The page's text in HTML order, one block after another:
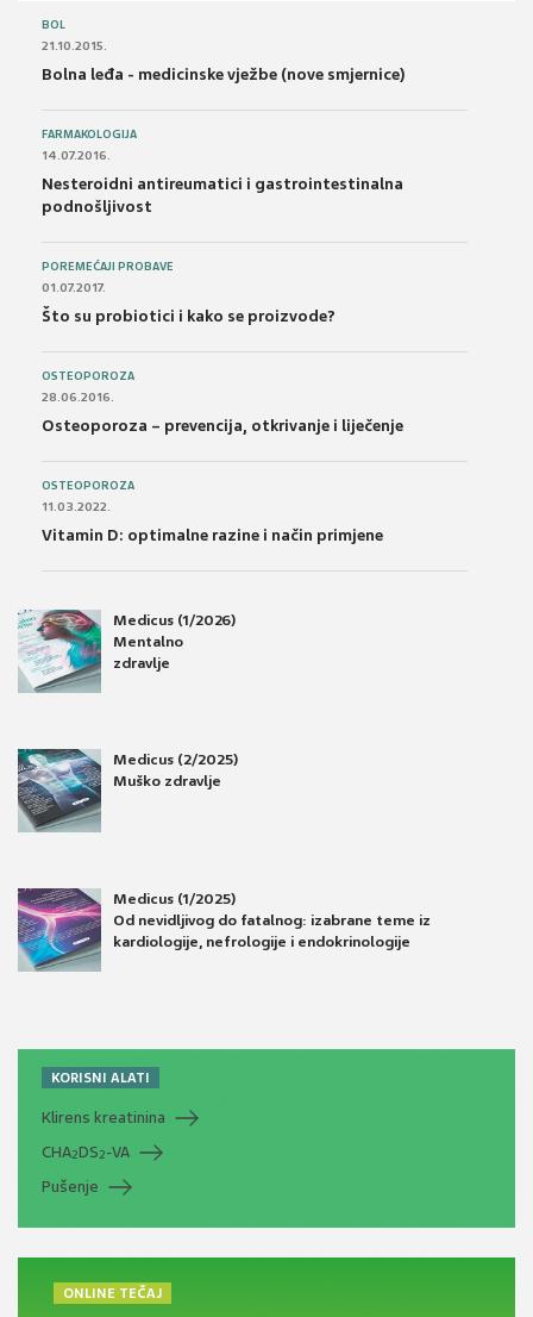
BOL
21.10.2015.
Bolna leđa - medicinske vježbe (nove smjernice)
FARMAKOLOGIJA
14.07.2016.
Nesteroidni antireumatici i gastrointestinalna
podnošljivost
POREMEĆAJI PROBAVE
01.07.2017.
Što su probiotici i kako se proizvode?
OSTEOPOROZA
28.06.2016.
Osteoporoza – prevencija, otkrivanje i liječenje
OSTEOPOROZA
11.03.2022.
Vitamin D: optimalne razine i način primjene
Medicus (1/2026)
Mentalno
zdravlje
Medicus (2/2025)
Muško zdravlje
Medicus (1/2025)
Od nevidljivog do fatalnog: izabrane teme iz
kardiologije, nefrologije i endokrinologije
KORISNI ALATI
Klirens kreatinina
CHA2DS2-VA
Pušenje
ONLINE TEČAJ